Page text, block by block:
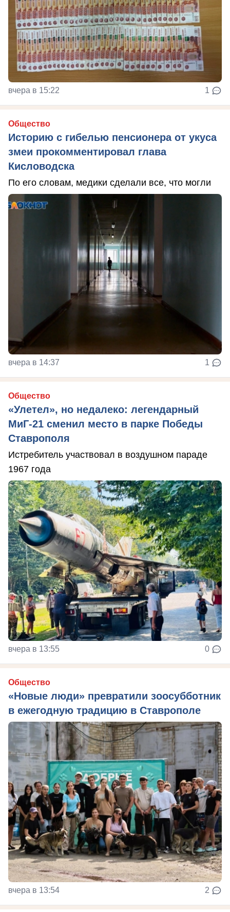
вчера в 15:22 1
Общество
Историю с гибелью пенсионера от укуса
змеи прокомментировал глава
Кисловодска
По его словам, медики сделали все, что могли
вчера в 14:37 1
Общество
«Улетел», но недалеко: легендарный
МиГ-21 сменил место в парке Победы
Ставрополя
Истребитель участвовал в воздушном параде
1967 года
вчера в 13:55 0
Общество
«Новые люди» превратили зоосубботник
в ежегодную традицию в Ставрополе
вчера в 13:54 2